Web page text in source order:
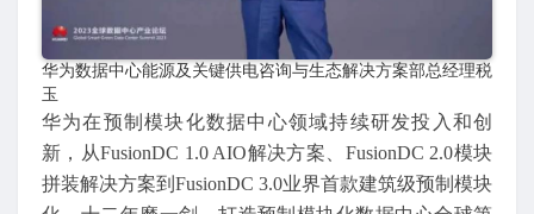
华为数据中心能源及关键供电咨询与生态解决方案部总经理税
玉
华为在预制模块化数据中心领域持续研发投入和创
新，从FusionDC 1.0 AIO解决方案、FusionDC 2.0模块
拼装解决方案到FusionDC 3.0业界首款建筑级预制模块